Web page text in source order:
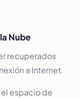
Nube
recuperados
a Internet.
espacio de